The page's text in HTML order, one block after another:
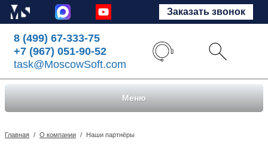
Заказать звонок
8 (499) 67-333-75
+7 (967) 051-90-52
task@MoscowSoft.com
Меню
Главная / О компании / Наши партнёры